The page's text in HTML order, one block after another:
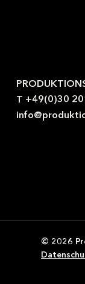
T +49(0)30
© 2026